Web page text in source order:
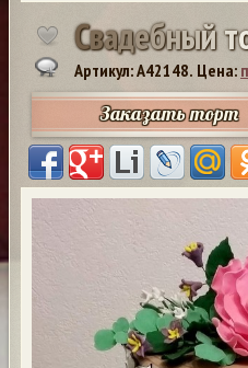
Свадебныйт
Артикул: A42148. Цена:
Заказать торт